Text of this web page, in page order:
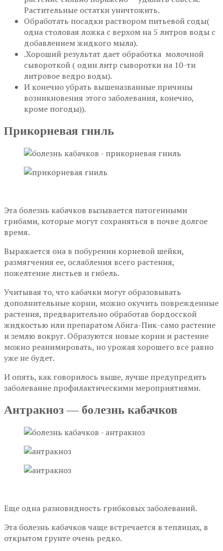
Растительные остатки уничтожить.
Обработать посадки раствором питьевой соды(
одна столовая ложка с верхом на 5 литров воды с
добавлением жидкого мыла).
.Хороший результат дает обработка молочной
сывороткой ( один литр сыворотки на 10-ти
литровое ведро воды).
И конечно убрать вышеназванные причины
возникновения этого заболевания, конечно,
кроме погоды)).
Прикорневая гниль
Эта болезнь кабачков вызывается патогенными
грибами, которые могут сохраняться в почве долгое
время.
Выражается она в побурении корневой шейки,
размягчения ее, ослабления всего растения,
пожелтение листьев и гибель.
Учитывая то, что кабачки могут образовывать
дополнительные корни, можно окучить поврежденные
растения, предварительно обработав бордосской
жидкостью или препаратом Абига-Пик-само растение
и землю вокруг. Образуются новые корни и растение
можно реанимировать, но урожая хорошего все равно
уже не будет.
И опять, как говорилось выше, лучше предупредить
заболевание профилактическими мероприятиями.
Антракноз — болезнь кабачков
Еще одна разновидность грибковых заболеваний.
Эта болезнь кабачков чаще встречается в теплицах, в
открытом грунте очень редко.